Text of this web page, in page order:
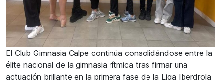
El Club Gimnasia Calpe continúa consolidándose entre la
élite nacional de la gimnasia rítmica tras firmar una
actuación brillante en la primera fase de la Liga Iberdrola